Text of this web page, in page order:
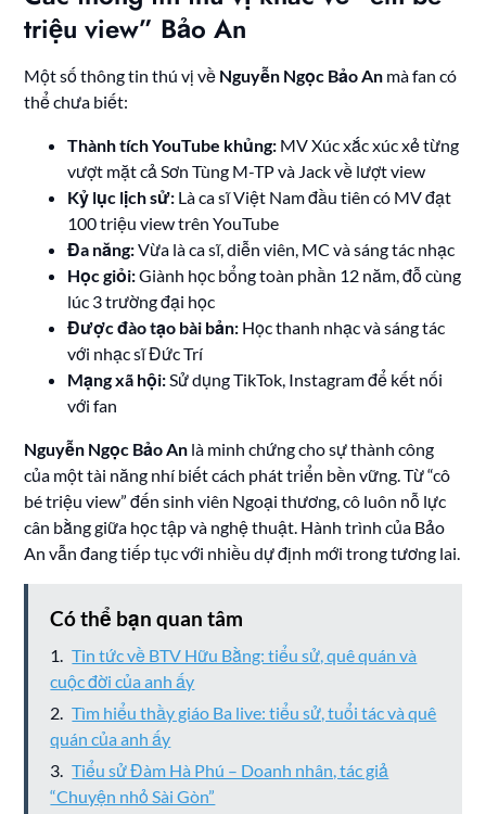
triệu view” Bảo An
Một số thông tin thú vị về Nguyễn Ngọc Bảo An mà fan có
thể chưa biết:
Thành tích YouTube khủng: MV Xúc xắc xúc xẻ từng
vượt mặt cả Sơn Tùng M-TP và Jack về lượt view
Kỷ lục lịch sử: Là ca sĩ Việt Nam đầu tiên có MV đạt
100 triệu view trên YouTube
Đa năng:Vừa là ca sĩ, diễn viên, MC và sáng tác nhạc
Học giỏi:Giành học bổng toàn phần 12 năm, đỗ cùng
lúc 3 trường đại học
Được đào tạo bài bản: Học thanh nhạc và sáng tác
với nhạc sĩ Đức Trí
Mạng xã hội:Sử dụng TikTok, Instagram để kết nối
với fan
Nguyễn Ngọc Bảo An là minh chứng cho sự thành công
của một tài năng nhí biết cách phát triển bền vững. Từ “cô
bé triệu view” đến sinh viên Ngoại thương, cô luôn nỗ lực
cân bằng giữa học tập và nghệ thuật. Hành trình của Bảo
An vẫn đang tiếp tục với nhiều dự định mới trong tương lai.
Có thể bạn quan tâm
Tin tức về BTV Hữu Bằng: tiểu sử, quê quán và
cuộc đời của anh ấy
Tìm hiểu thầy giáo Ba live: tiểu sử, tuổi tác và quê
quán của anh ấy
Tiểu sử Đàm Hà Phú – Doanh nhân, tác giả
“Chuyện nhỏ Sài Gòn”